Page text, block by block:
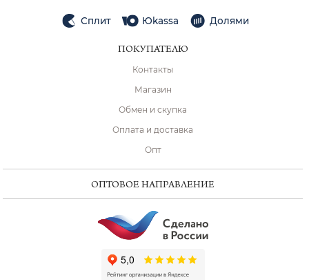
Сплит Юkassa Долями
ПОКУПАТЕЛЮ
Контакты
Магазин
Обмен и скупка
Оплата и доставка
Опт
ОПТОВОЕ НАПРАВЛЕНИЕ